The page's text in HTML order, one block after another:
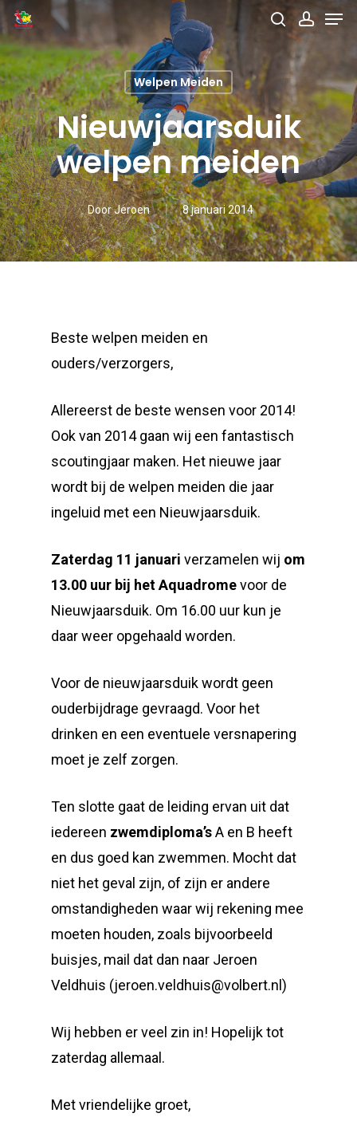
Skip
to
main
content
search
Welpen Meiden
Nieuwjaarsduik
welpen meiden
DoorJeroen 8 januari 2014
Beste welpen meiden en
ouders/verzorgers,
Allereerst de beste wensen voor 2014!
Ook van 2014 gaan wij een fantastisch
scoutingjaar maken. Het nieuwe jaar
wordt bij de welpen meiden die jaar
ingeluid met een Nieuwjaarsduik.
Zaterdag 11 januari verzamelen wij om
13.00 uur bij het Aquadromevoor de
Nieuwjaarsduik. Om 16.00 uur kun je
daar weer opgehaald worden.
Voor de nieuwjaarsduik wordt geen
ouderbijdrage gevraagd. Voor het
drinken en een eventuele versnapering
moet je zelf zorgen.
Ten slotte gaat de leiding ervan uit dat
iedereen zwemdiploma’sA en B heeft
en dus goed kan zwemmen. Mocht dat
niet het geval zijn, of zijn er andere
omstandigheden waar wij rekening mee
moeten houden, zoals bijvoorbeeld
buisjes, mail dat dan naar Jeroen
Veldhuis (jeroen.veldhuis@volbert.nl)
Wij hebben er veel zin in! Hopelijk tot
zaterdag allemaal.
Met vriendelijke groet,